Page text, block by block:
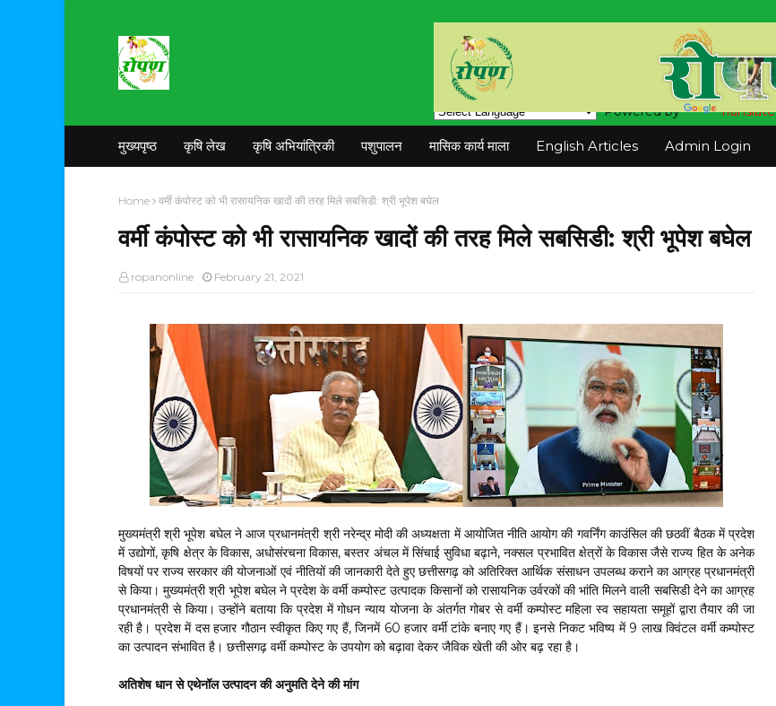
Powered by Translate
मुख्यपृष्ठ कृषि लेख कृषि अभियांत्रिकी पशुपालन मासिक कार्य माला English Articles Admin Login
Home वर्मी कंपोस्ट को भी रासायनिक खादों की तरह मिले सबसिडी: श्री भूपेश बघेल
वर्मी कंपोस्ट को भी रासायनिक खादों की तरह मिले सबसिडी: श्री भूपेश बघेल
ropanonline February 21, 2021
मुख्यमंत्री श्री भूपेश बघेल ने आज प्रधानमंत्री श्री नरेन्द्र मोदी की अध्यक्षता में आयोजित नीति आयोग की गवर्निंग काउंसिल की छठवीं बैठक में प्रदेश
में उद्योगों, कृषि क्षेत्र के विकास, अधोसंरचना विकास, बस्तर अंचल में सिंचाई सुविधा बढ़ाने, नक्सल प्रभावित क्षेत्रों के विकास जैसे राज्य हित के अनेक
विषयों पर राज्य सरकार की योजनाओं एवं नीतियों की जानकारी देते हुए छत्तीसगढ़ को अतिरिक्त आर्थिक संसाधन उपलब्ध कराने का आग्रह प्रधानमंत्री
से किया। मुख्यमंत्री श्री भूपेश बघेल ने प्रदेश के वर्मी कम्पोस्ट उत्पादक किसानों को रासायनिक उर्वरकों की भांति मिलने वाली सबसिडी देने का आग्रह
प्रधानमंत्री से किया। उन्होंने बताया कि प्रदेश में गोधन न्याय योजना के अंतर्गत गोबर से वर्मी कम्पोस्ट महिला स्व सहायता समूहों द्वारा तैयार की जा
रही है। प्रदेश में दस हजार गौठान स्वीकृत किए गए हैं, जिनमें 60 हजार वर्मी टांके बनाए गए हैं। इनसे निकट भविष्य में 9 लाख क्विंटल वर्मी कम्पोस्ट
का उत्पादन संभावित है। छत्तीसगढ़ वर्मी कम्पोस्ट के उपयोग को बढ़ावा देकर जैविक खेती की ओर बढ़ रहा है।
अतिशेष धान से एथेनॉल उत्पादन की अनुमति देने की मांग